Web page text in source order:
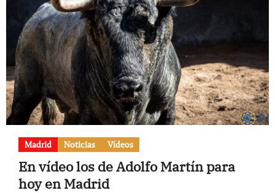
Madrid Noticias Vídeos
En vídeo los de Adolfo Martín para
hoy en Madrid